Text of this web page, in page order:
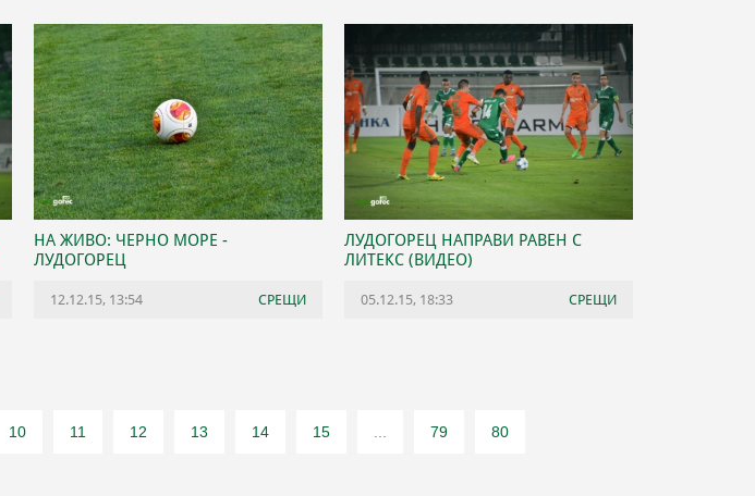
НА ЖИВО: ЧЕРНО МОРЕ -
ЛУДОГОРЕЦ
12.12.15, 13:54 СРЕЩИ
ЛУДОГОРЕЦ НАПРАВИ РАВЕН С
ЛИТЕКС (ВИДЕО)
05.12.15, 18:33 СРЕЩИ
10 11 12 13 14 15 79 80